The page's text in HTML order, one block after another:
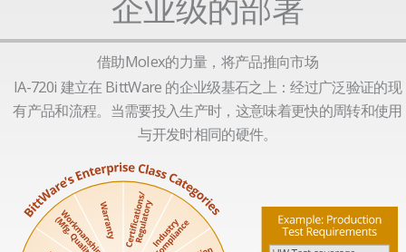
借助Molex的力量，将产品推向市场
IA-720i 建立在 BittWare 的企业级基石之上：经过广泛验证的现
有产品和流程。当需要投入生产时，这意味着更快的周转和使用
与开发时相同的硬件。